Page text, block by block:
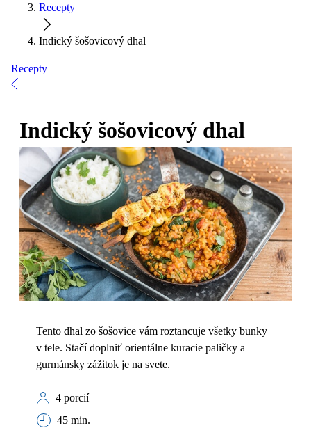
Recepty
Indický šošovicový dhal
Recepty
Indický šošovicový dhal
Tento dhal zo šošovice vám roztancuje všetky bunky
v tele. Stačí doplniť orientálne kuracie paličky a
gurmánsky zážitok je na svete.
4 porcií
45 min.